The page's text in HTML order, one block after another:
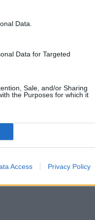
Data.
Data for Targeted
Sale, and/or Sharing
the Purposes for which it
Access Privacy Policy
του FX Better
5, απογείωσε
καμπής στην καριέρα
στην οποία δεν
της Ακαδημίας
πλέον ποιο θα είναι